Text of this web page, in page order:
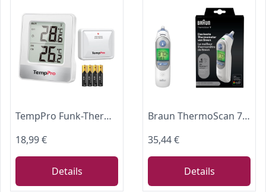
TempPro Funk-Thermometer Innen Außen, Wetterstation mit Außensensor
18,99 €
Details
Braun ThermoScan 7 Ohrthermometer BRAIRT6520 | Age Precision Technologie | Farbcodiertes Digitaldisplay | Baby- und kleinkindfreundlich | Die #1 Marke bei Ärzten(1)
35,44 €
Details